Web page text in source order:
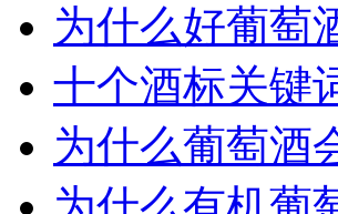
为什么好葡萄
十个酒标关键
为什么葡萄酒